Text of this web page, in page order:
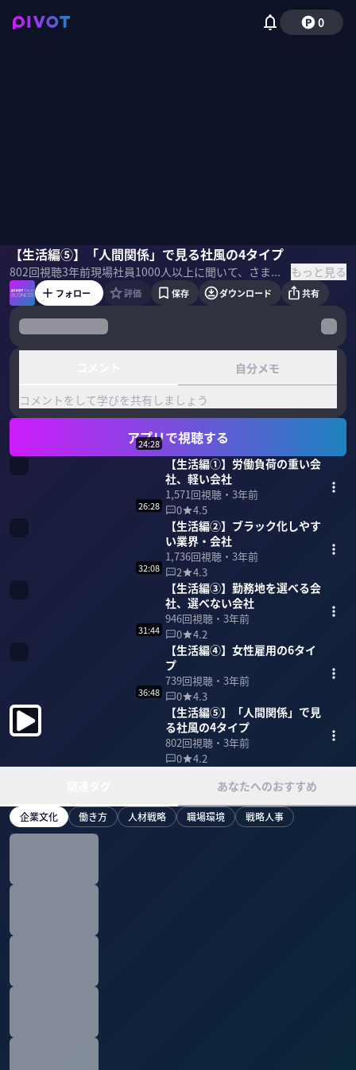
0
【生活編⑤】「人間関係」で見る社風の4タイプ
802回視聴3年前 現場社員1000人以上に聞いて、さまざまな角度から企業の特徴を図表にまとめたジャーナリストの渡邉正裕氏に、いい会社の選び方を聞きました。今回は働く環境に焦点を当てた「生活編」です。 もっと見る
渡邉正裕佐々木紀彦
フォロー 評価 保存 ダウンロード 共有
自分メモ
コメントをして学びを共有しましょう
アプリで視聴する
24:28
【生活編①】労働負荷の重い会
社、軽い会社
1,571回視聴・ 3年前
0
4.5
26:28
【生活編②】ブラック化しやす
い業界・会社
1,736回視聴・ 3年前
2
4.3
32:08
【生活編③】勤務地を選べる会
社、選べない会社
946回視聴・ 3年前
0
4.2
31:44
【生活編④】女性雇用の6タイ
プ
739回視聴・ 3年前
0
4.3
36:48
【生活編⑤】「人間関係」で見
る社風の4タイプ
802回視聴・ 3年前
0
4.2
あなたへのおすすめ
企業文化 働き方 人材戦略 職場環境 戦略人事